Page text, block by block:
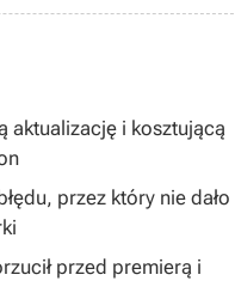
aktualizację i kosztującą
przez który nie dało
przed premierą i